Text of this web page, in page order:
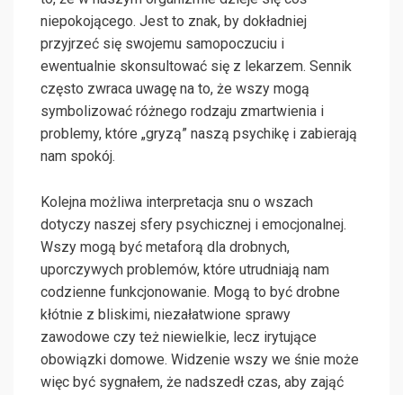
niepokojącego. Jest to znak, by dokładniej
przyjrzeć się swojemu samopoczuciu i
ewentualnie skonsultować się z lekarzem. Sennik
często zwraca uwagę na to, że wszy mogą
symbolizować różnego rodzaju zmartwienia i
problemy, które „gryzą” naszą psychikę i zabierają
nam spokój.
Kolejna możliwa interpretacja snu o wszach
dotyczy naszej sfery psychicznej i emocjonalnej.
Wszy mogą być metaforą dla drobnych,
uporczywych problemów, które utrudniają nam
codzienne funkcjonowanie. Mogą to być drobne
kłótnie z bliskimi, niezałatwione sprawy
zawodowe czy też niewielkie, lecz irytujące
obowiązki domowe. Widzenie wszy we śnie może
więc być sygnałem, że nadszedł czas, aby zająć